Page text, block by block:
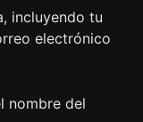
incluyendo tu
electrónico
nombre del